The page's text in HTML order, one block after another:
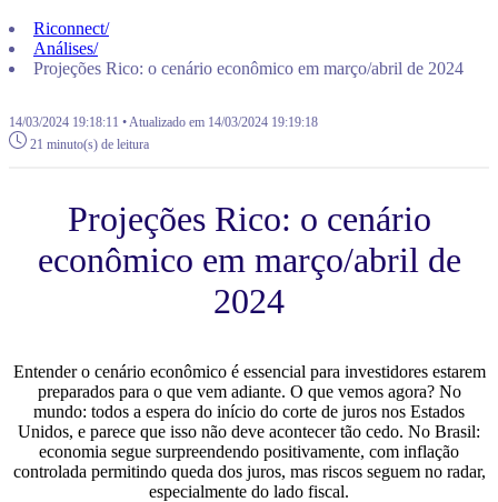
Riconnect/
Análises/
Projeções Rico: o cenário econômico em março/abril de 2024
14/03/2024 19:18:11 • Atualizado em 14/03/2024 19:19:18
21 minuto(s) de leitura
Projeções Rico: o cenário
econômico em março/abril de
2024
Entender o cenário econômico é essencial para investidores estarem
preparados para o que vem adiante. O que vemos agora? No
mundo: todos a espera do início do corte de juros nos Estados
Unidos, e parece que isso não deve acontecer tão cedo. No Brasil:
economia segue surpreendendo positivamente, com inflação
controlada permitindo queda dos juros, mas riscos seguem no radar,
especialmente do lado fiscal.